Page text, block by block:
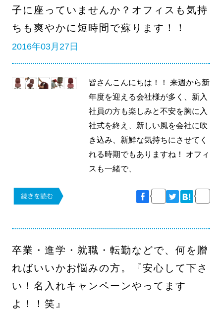
子に座っていませんか？オフィスも気持
ちも爽やかに短時間で蘇ります！！
2016年03月27日
皆さんこんにちは！！ 来週から新
年度を迎える会社様が多く、新入
社員の方も楽しみと不安を胸に入
社式を終え、新しい風を会社に吹
き込み、新鮮な気持ちにさせてく
れる時期でもありますね！ オフィ
スも一緒で、
卒業・進学・就職・転勤などで、何を贈
ればいいかお悩みの方。『安心して下さ
い！名入れキャンペーンやってます
よ！！笑』